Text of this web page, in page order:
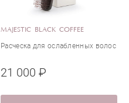
MAJESTIC BLACK COFFEE
Расческа для ослабленных волос
21 000 ₽